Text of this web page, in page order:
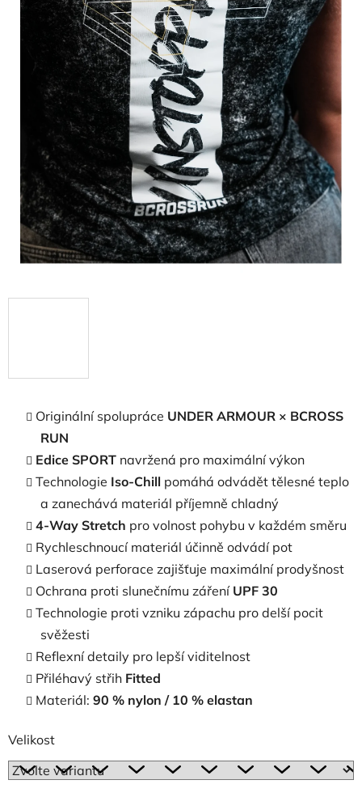
Originální spolupráce UNDER ARMOUR × BCROSS
RUN
Edice SPORT navržená pro maximální výkon
Technologie Iso-Chill pomáhá odvádět tělesné teplo
a zanechává materiál příjemně chladný
4-Way Stretch pro volnost pohybu v každém směru
Rychleschnoucí materiál účinně odvádí pot
Laserová perforace zajišťuje maximální prodyšnost
Ochrana proti slunečnímu záření UPF 30
Technologie proti vzniku zápachu pro delší pocit
svěžesti
Reflexní detaily pro lepší viditelnost
Přiléhavý střih Fitted
Materiál: 90 % nylon / 10 % elastan
Velikost